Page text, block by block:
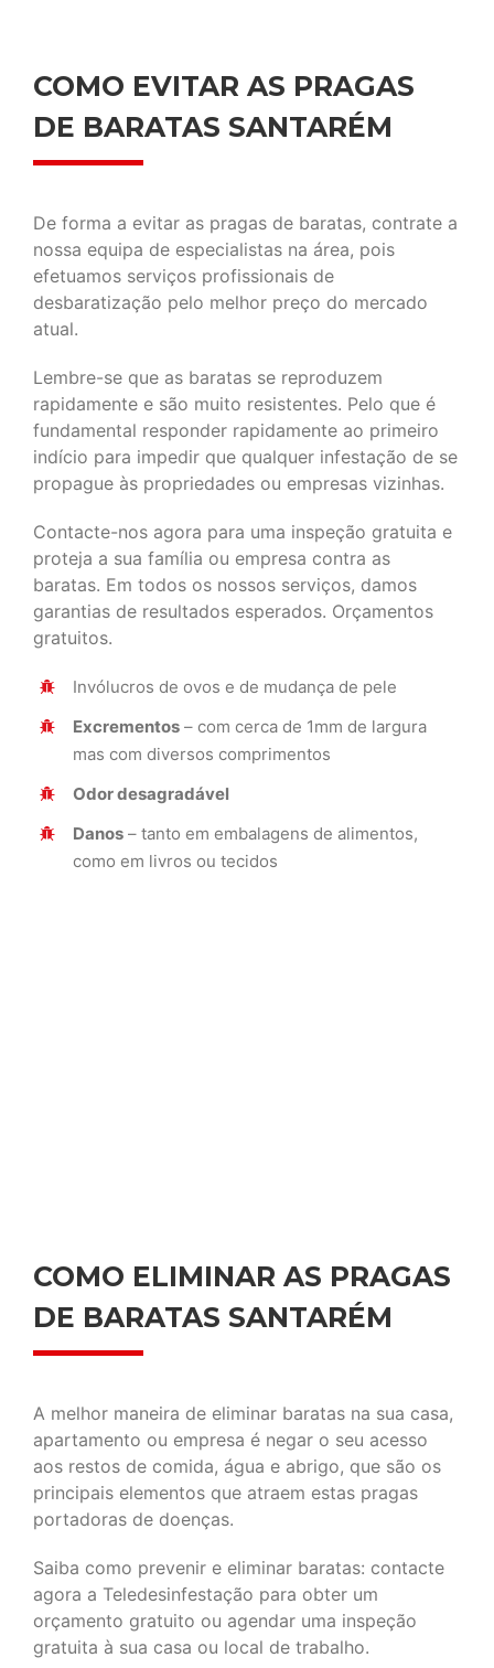
COMO EVITAR AS PRAGAS
DE BARATAS SANTARÉM
De forma a evitar as pragas de baratas, contrate a
nossa equipa de especialistas na área, pois
efetuamos serviços profissionais de
desbaratização pelo melhor preço do mercado
atual.
Lembre-se que as baratas se reproduzem
rapidamente e são muito resistentes. Pelo que é
fundamental responder rapidamente ao primeiro
indício para impedir que qualquer infestação de se
propague às propriedades ou empresas vizinhas.
Contacte-nos agora para uma inspeção gratuita e
proteja a sua família ou empresa contra as
baratas. Em todos os nossos serviços, damos
garantias de resultados esperados. Orçamentos
gratuitos.
Invólucros de ovos e de mudança de pele
Excrementos – com cerca de 1mm de largura
mas com diversos comprimentos
Odor desagradável
Danos – tanto em embalagens de alimentos,
como em livros ou tecidos
COMO ELIMINAR AS PRAGAS
DE BARATAS SANTARÉM
A melhor maneira de eliminar baratas na sua casa,
apartamento ou empresa é negar o seu acesso
aos restos de comida, água e abrigo, que são os
principais elementos que atraem estas pragas
portadoras de doenças.
Saiba como prevenir e eliminar baratas: contacte
agora a Teledesinfestação para obter um
orçamento gratuito ou agendar uma inspeção
gratuita à sua casa ou local de trabalho.